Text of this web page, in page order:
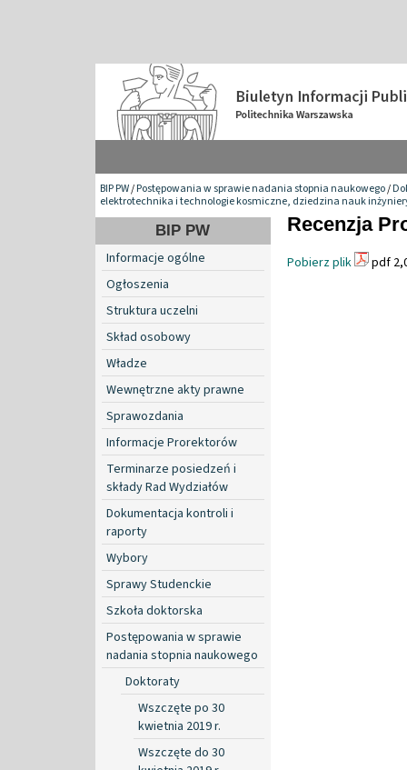
BIP PW/Postępowania w sprawie nadania stopnia naukowego/
elektrotechnika i technologie kosmiczne, dziedzina nauk
BIP PW
Informacje ogólne
Ogłoszenia
Struktura uczelni
Skład osobowy
Władze
Wewnętrzne akty prawne
Sprawozdania
Informacje Prorektorów
Terminarze posiedzeń i
składy Rad Wydziałów
Dokumentacja kontroli i
raporty
Wybory
Sprawy Studenckie
Szkoła doktorska
Postępowania w sprawie
nadania stopnia naukowego
Doktoraty
Wszczęte po 30
kwietnia 2019 r.
Wszczęte do 30
Recenzja
Pobierz plik pdf